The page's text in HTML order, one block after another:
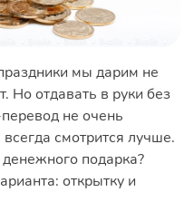
мы дарим не
Но отдавать в руки без
не очень
смотрится лучше.
подарка?
открытку и